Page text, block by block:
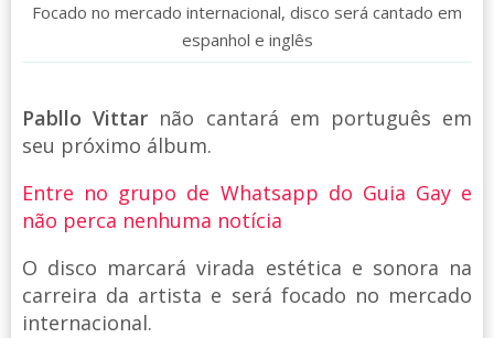
Focado no mercado internacional, disco será cantado em
espanhol e inglês
Pabllo Vittar não cantará em português em
seu próximo álbum.
Entre no grupo de Whatsapp do Guia Gay e
não perca nenhuma notícia
O disco marcará virada estética e sonora na
carreira da artista e será focado no mercado
internacional.